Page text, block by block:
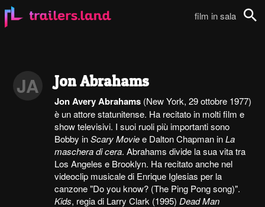
film in sala
JA Jon Abrahams
Jon Avery Abrahams (New York, 29 ottobre 1977)
è un attore statunitense. Ha recitato in molti film e
show televisivi. I suoi ruoli più importanti sono
Bobby inScary Moviee Dalton Chapman inLa
maschera di cera. Abrahams divide la sua vita tra
Los Angeles e Brooklyn. Ha recitato anche nel
videoclip musicale di Enrique Iglesias per la
canzone "Do you know? (The Ping Pong song)".
Kids, regia di Larry Clark (1995)Dead Man